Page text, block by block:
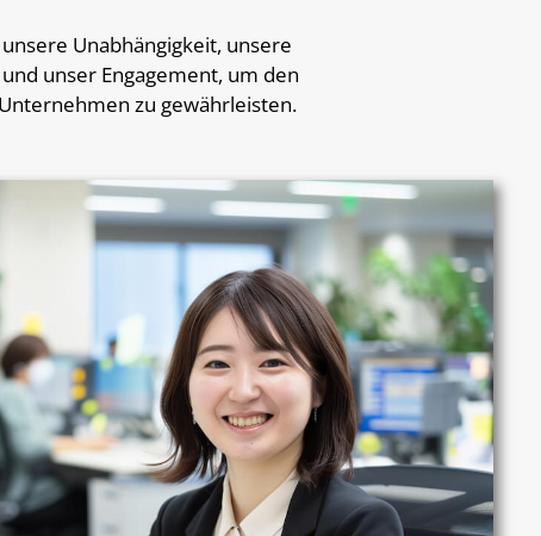
Unabhängigkeit, unsere
unser Engagement, um den
zu gewährleisten.